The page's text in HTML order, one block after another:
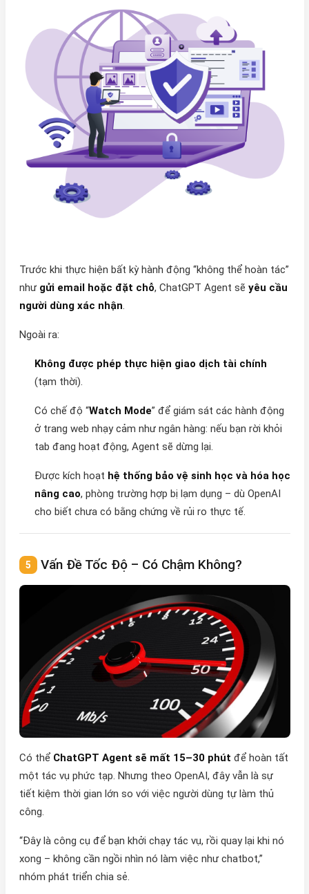
Trước khi thực hiện bất kỳ hành động “không thể hoàn tác”
như gửi email hoặc đặt chỗ, ChatGPT Agent sẽ yêu cầu
người dùng xác nhận.
Ngoài ra:
Không được phép thực hiện giao dịch tài chính
(tạm thời).
Có chế độ “Watch Mode” để giám sát các hành động
ở trang web nhạy cảm như ngân hàng: nếu bạn rời khỏi
tab đang hoạt động, Agent sẽ dừng lại.
Được kích hoạt hệ thống bảo vệ sinh học và hóa học
nâng cao, phòng trường hợp bị lạm dụng – dù OpenAI
cho biết chưa có bằng chứng về rủi ro thực tế.
Vấn Đề Tốc Độ – Có Chậm Không?
Có thể ChatGPT Agent sẽ mất 15–30 phút để hoàn tất
một tác vụ phức tạp. Nhưng theo OpenAI, đây vẫn là sự
tiết kiệm thời gian lớn so với việc người dùng tự làm thủ
công.
“Đây là công cụ để bạn khởi chạy tác vụ, rồi quay lại khi nó
xong – không cần ngồi nhìn nó làm việc như chatbot,”
nhóm phát triển chia sẻ.